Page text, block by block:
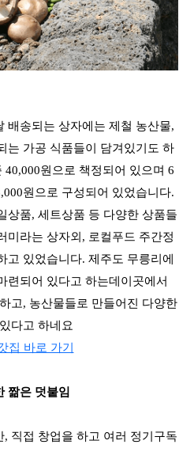
배송되는 상자에는 제철 농산물,
는 가공 식품들이 담겨있기도 하
원으로 책정되어 있으며 6
원으로 구성되어 있었습니다.
상품, 세트상품 등 다양한 상품들
미라는 상자외, 로컬푸드 주간정
고 있었습니다. 제주도 무릉리에
련되어 있다고 하는데이곳에서
고, 농산물들로 만들어진 다양한
다고 하네요
집 바로 가기
짦은 덧붙임
직접 창업을 하고 여러 정기구독